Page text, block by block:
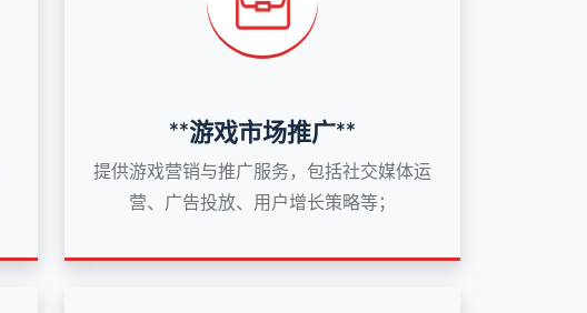
**游戏市场推广**
提供游戏营销与推广服务，包括社交媒体运
营、广告投放、用户增长策略等；